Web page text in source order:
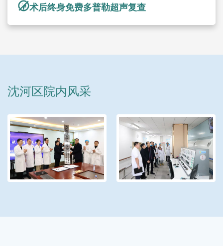
术后终身免费多普勒超声复查
沈河区院内风采